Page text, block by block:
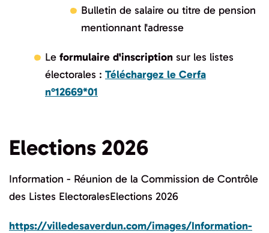
Bulletin de salaire ou titre de pension
mentionnant l'adresse
Le formulaire d'inscription sur les listes
électorales : Téléchargez le Cerfa
n°12669*01
Elections 2026
Information - Réunion de la Commission de Contrôle
des Listes ElectoralesElections 2026
https://villedesaverdun.com/images/Information-